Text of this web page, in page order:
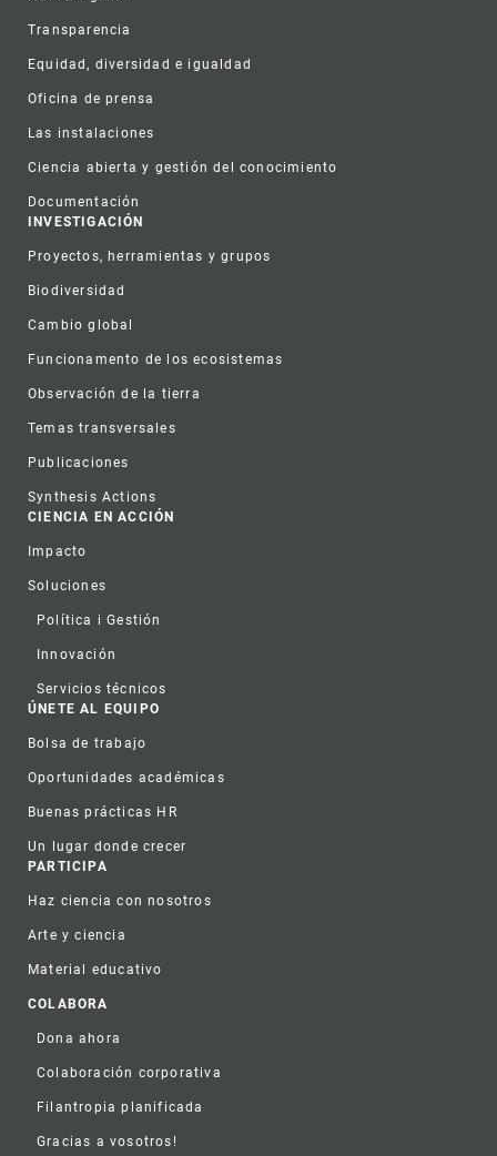
Transparencia
Equidad, diversidad e igualdad
Oficina de prensa
Las instalaciones
Ciencia abierta y gestión del conocimiento
Documentación
INVESTIGACIÓN
Proyectos, herramientas y grupos
Biodiversidad
Cambio global
Funcionamento de los ecosistemas
Observación de la tierra
Temas transversales
Publicaciones
Synthesis Actions
CIENCIA EN ACCIÓN
Impacto
Soluciones
Política i Gestión
Innovación
Servicios técnicos
ÚNETE AL EQUIPO
Bolsa de trabajo
Oportunidades académicas
Buenas prácticas HR
Un lugar donde crecer
PARTICIPA
Haz ciencia con nosotros
Arte y ciencia
Material educativo
COLABORA
Dona ahora
Colaboración corporativa
Filantropia planificada
Gracias a vosotros!